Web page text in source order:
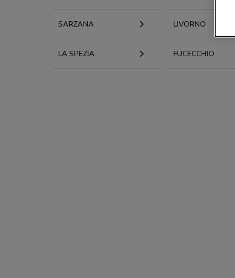
SARZANA LIVORNO
LA SPEZIA FUCECCHIO